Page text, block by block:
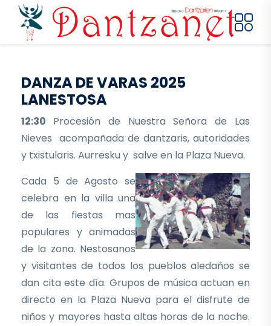
Pasar al contenido principal
DANZA DE VARAS 2025
LANESTOSA
12:30 Procesión de Nuestra Señora de Las
Nieves acompañada de dantzaris, autoridades
y txistularis. Aurresku y salve en la Plaza Nueva.
Cada 5 de Agosto se
celebra en la villa una
de las fiestas mas
populares y animadas
de la zona. Nestosanos
y visitantes de todos los pueblos aledaños se
dan cita este día. Grupos de música actuan en
directo en la Plaza Nueva para el disfrute de
niños y mayores hasta altas horas de la noche.